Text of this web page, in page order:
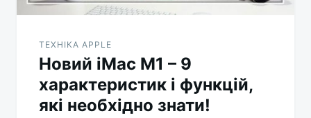
ТЕХНІКА APPLE
Новий iMac M1 – 9
характеристик і функцій,
які необхідно знати!